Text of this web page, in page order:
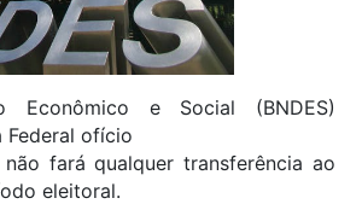
Econômico e Social (BNDES)
Federal ofício
fará qualquer transferência ao
eleitoral.